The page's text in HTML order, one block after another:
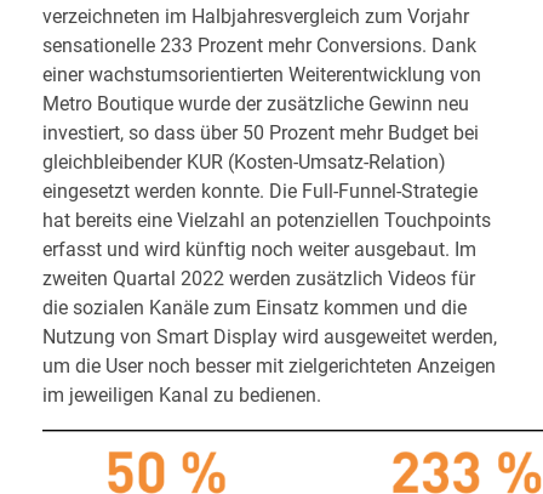
verzeichneten im Halbjahresvergleich zum Vorjahr
sensationelle 233 Prozent mehr Conversions. Dank
einer wachstumsorientierten Weiterentwicklung von
Metro Boutique wurde der zusätzliche Gewinn neu
investiert, so dass über 50 Prozent mehr Budget bei
gleichbleibender KUR (Kosten-Umsatz-Relation)
eingesetzt werden konnte. Die Full-Funnel-Strategie
hat bereits eine Vielzahl an potenziellen Touchpoints
erfasst und wird künftig noch weiter ausgebaut. Im
zweiten Quartal 2022 werden zusätzlich Videos für
die sozialen Kanäle zum Einsatz kommen und die
Nutzung von Smart Display wird ausgeweitet werden,
um die User noch besser mit zielgerichteten Anzeigen
im jeweiligen Kanal zu bedienen.